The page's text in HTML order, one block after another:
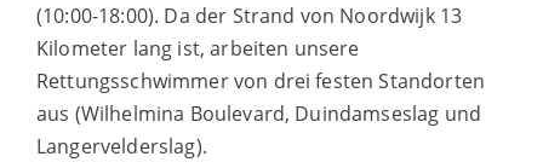
(10:00-18:00). Da der Strand von Noordwijk 13
Kilometer lang ist, arbeiten unsere
Rettungsschwimmer von drei festen Standorten
aus (Wilhelmina Boulevard, Duindamseslag und
Langervelderslag).